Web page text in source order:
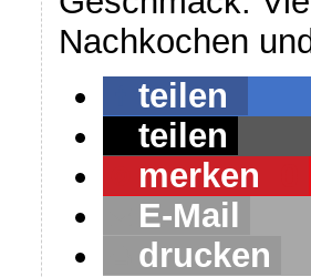
Nachkochen
teilen
teilen
merken
E-Mail
drucken